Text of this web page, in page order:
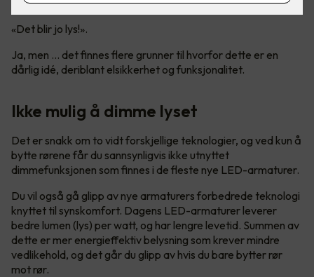
«Det blir jo lys!».
Ja, men ... det finnes flere grunner til hvorfor dette er en
dårlig idé, deriblant elsikkerhet og funksjonalitet.
Ikke mulig å dimme lyset
Det er snakk om to vidt forskjellige teknologier, og ved kun å
bytte rørene får du sannsynligvis ikke utnyttet
dimmefunksjonen som finnes i de fleste nye LED-armaturer.
Du vil også gå glipp av nye armaturers forbedrede teknologi
knyttet til synskomfort. Dagens LED-armaturer leverer
bedre lumen (lys) per watt, og har lengre levetid. Summen av
dette er mer energieffektiv belysning som krever mindre
vedlikehold, og det går du glipp av hvis du bare bytter rør
mot rør.